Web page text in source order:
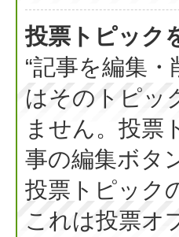
投票トピック
“記事を編集
はそのトピッ
ません。投票
事の編集ボタ
投票トピック
これは投票オ